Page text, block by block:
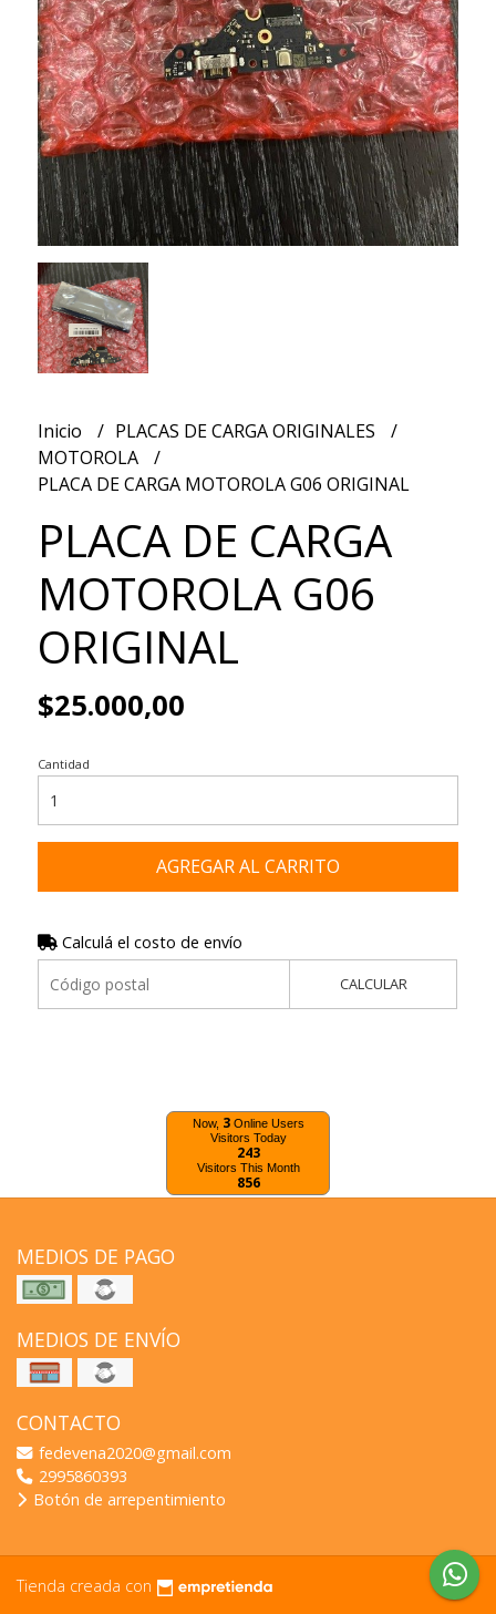
Inicio
PLACAS DE CARGA ORIGINALES
MOTOROLA
PLACA DE CARGA MOTOROLA G06 ORIGINAL
PLACA DE CARGA
MOTOROLA G06
ORIGINAL
$25.000,00
Cantidad
AGREGAR AL CARRITO
Calculá el costo de envío
CALCULAR
Now, 3Online Users
Visitors Today
243
Visitors This Month
856
MEDIOS DE PAGO
MEDIOS DE ENVÍO
CONTACTO
fedevena2020@gmail.com
2995860393
Botón de arrepentimiento
Tienda creada con